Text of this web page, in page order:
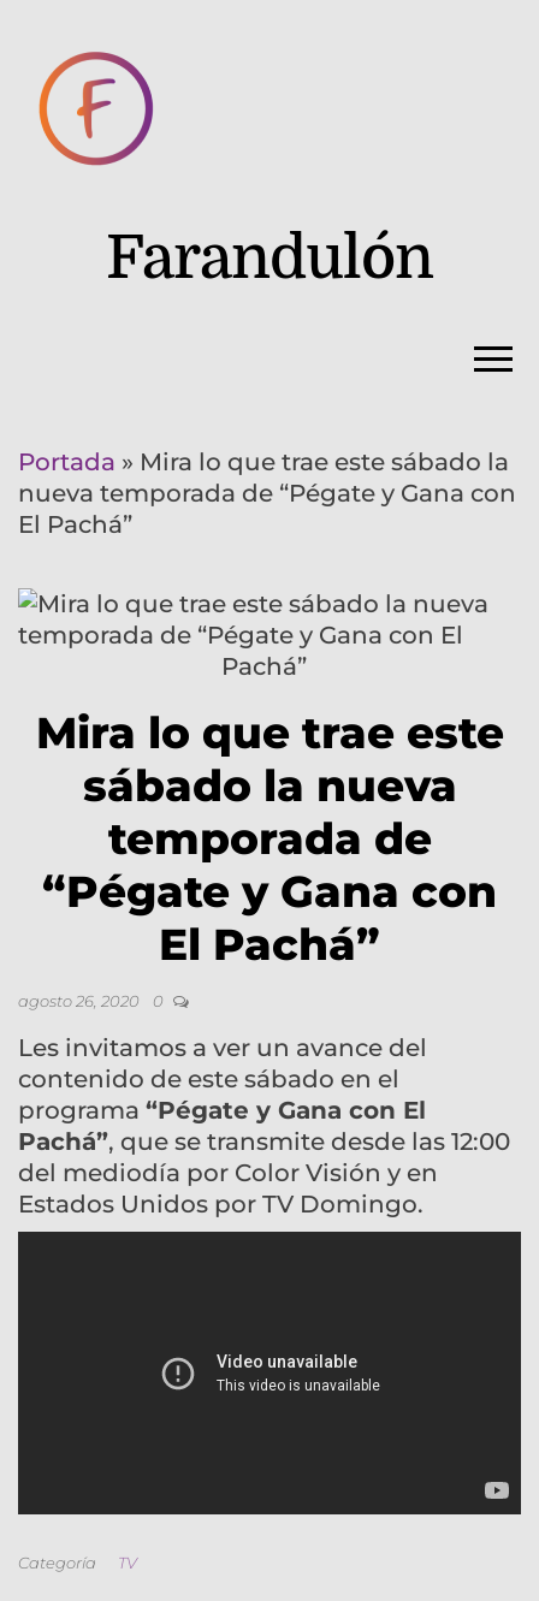
Farandulón
Portada » Mira lo que trae este sábado la
nueva temporada de “Pégate y Gana con
El Pachá”
Mira lo que trae este
sábado la nueva
temporada de
“Pégate y Gana con
El Pachá”
agosto 26, 2020 0
Les invitamos a ver un avance del
contenido de este sábado en el
programa “Pégate y Gana con El
Pachá”, que se transmite desde las 12:00
del mediodía por Color Visión y en
Estados Unidos por TV Domingo.
Categoría TV